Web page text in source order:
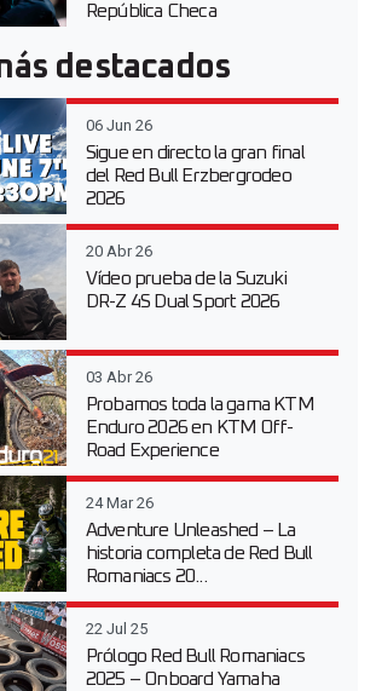
República Checa
destacados
06 Jun 26
Sigue en directo la gran final
del Red Bull Erzbergrodeo
2026
20 Abr 26
Vídeo prueba de la Suzuki
DR-Z 4S Dual Sport 2026
03 Abr 26
Probamos toda la gama KTM
Enduro 2026 en KTM Off-
Road Experience
24 Mar 26
Adventure Unleashed – La
historia completa de Red Bull
Romaniacs 20...
22 Jul 25
Prólogo Red Bull Romaniacs
2025 – Onboard Yamaha